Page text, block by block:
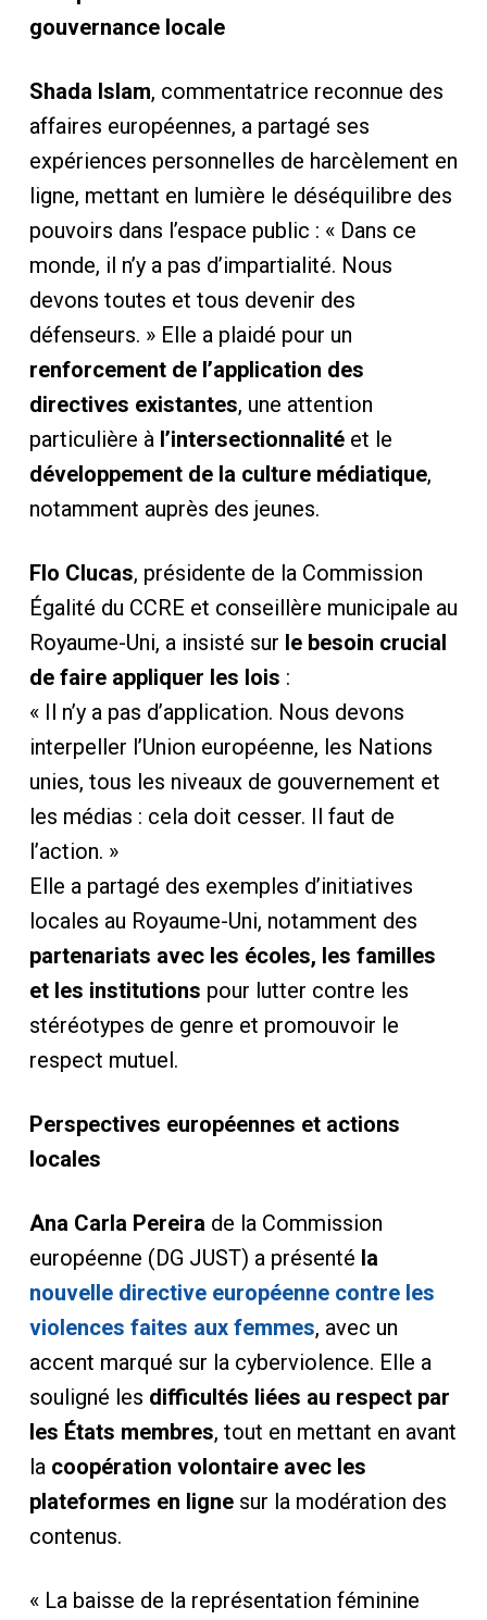
gouvernance locale
Shada Islam, commentatrice reconnue des
affaires européennes, a partagé ses
expériences personnelles de harcèlement en
ligne, mettant en lumière le déséquilibre des
pouvoirs dans l’espace public : « Dans ce
monde, il n’y a pas d’impartialité. Nous
devons toutes et tous devenir des
défenseurs. » Elle a plaidé pour un
renforcement de l’application des
directives existantes, une attention
particulière à l’intersectionnalitéet le
développement de la culture médiatique,
notamment auprès des jeunes.
Flo Clucas, présidente de la Commission
Égalité du CCRE et conseillère municipale au
Royaume-Uni, a insisté sur le besoin crucial
de faire appliquer les lois :
« Il n’y a pas d’application. Nous devons
interpeller l’Union européenne, les Nations
unies, tous les niveaux de gouvernement et
les médias : cela doit cesser. Il faut de
l’action. »
Elle a partagé des exemples d’initiatives
locales au Royaume-Uni, notamment des
partenariats avec les écoles, les familles
et les institutions pour lutter contre les
stéréotypes de genre et promouvoir le
respect mutuel.
Perspectives européennes et actions
locales
Ana Carla Pereira de la Commission
européenne (DG JUST) a présenté la
nouvelle directive européenne contre les
violences faites aux femmes, avec un
accent marqué sur la cyberviolence. Elle a
souligné les difficultés liées au respect par
les États membres, tout en mettant en avant
la coopération volontaire avec les
plateformes en lignesur la modération des
contenus.
« La baisse de la représentation féminine